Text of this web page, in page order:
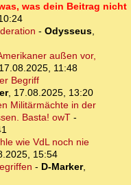
was dein Beitrag nicht
- Odysseus,
außen vor,
17.08.2025, 11:48
Begriff
, 17.08.2025, 13:20
Militärmächte in der
Basta! owT -
wie VdL noch nie
15:54
- D-Marker,